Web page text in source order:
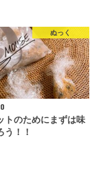
ぬっく
トのためにまずは味
う！！